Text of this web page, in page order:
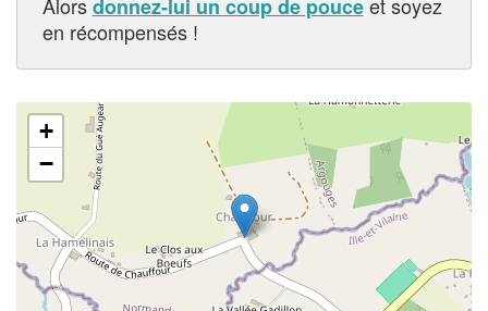
donnez-lui un coup de pouce
en récompensés !
+
−